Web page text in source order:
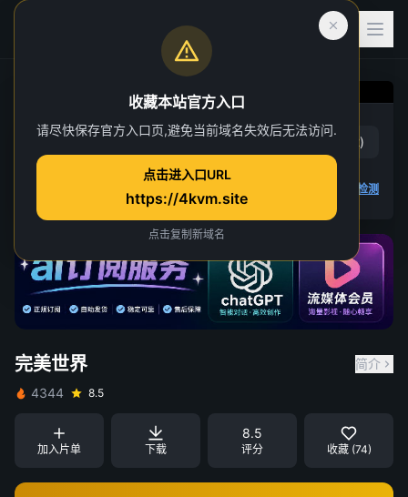
完美世界
第 58 集
赞 ( 18) 踩 2)
播放检测
完美世界
简介
4344
8.5
加入片单 下载
8.5
评分 收藏 (74)
收藏本站官方入口
请尽快保存官方入口页,避免当前域名失效后无法访问.
点击进入口URL
https://4kvm.site
点击复制新域名